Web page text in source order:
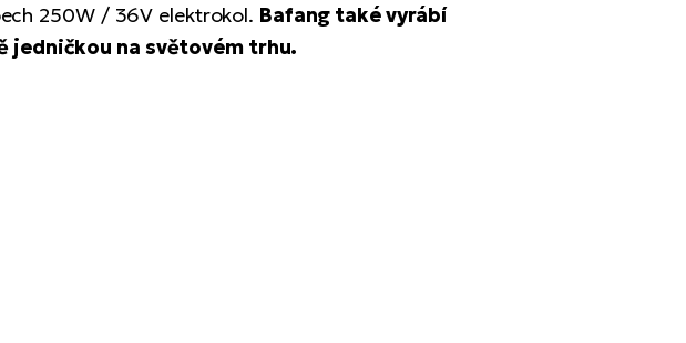
250W / 36V elektrokol. Bafang také vyrábí
jedničkou na světovém trhu.